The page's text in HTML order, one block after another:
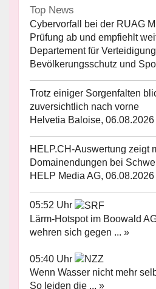
Top News
Cybervorfall bei der RUAG
Prüfung ab und empfiehlt
Departement für
Bevölkerungsschutz und
Trotz einiger Sorgenfalten
zuversichtlich nach vorne
Helvetia Baloise, 06.08.2026
HELP.CH-Auswertung zeigt
Domainendungen bei
HELP Media AG, 06.08.2026
05:52 Uhr
Lärm-Hotspot im Boowald
wehren sich gegen ... »
05:40 Uhr
Wenn Wasser nicht mehr
So leiden die ... »